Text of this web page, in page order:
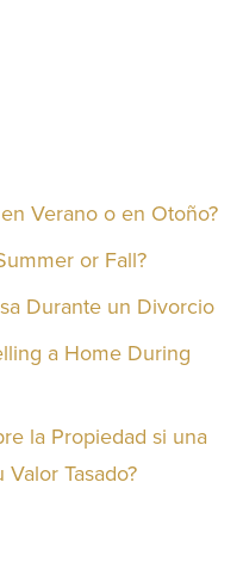
Verano o en Otoño?
or Fall?
Durante un Divorcio
a Home During
la Propiedad si una
Tasado?